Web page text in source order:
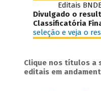
Editais
Divulgado o
Classificatória
seleção e veja o
Clique nos títulos a
editais em